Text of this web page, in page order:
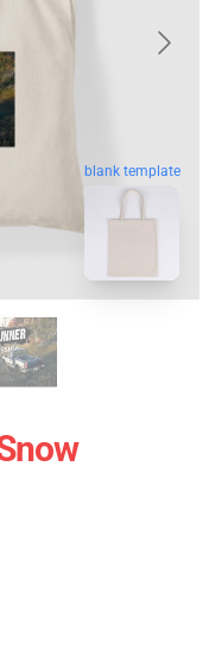
blank template